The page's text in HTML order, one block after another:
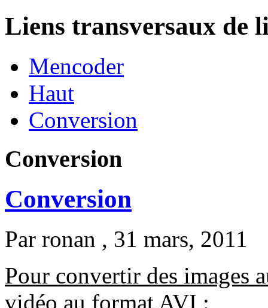
Liens transversaux de
Mencoder
Haut
Conversion
Conversion
Conversion
Par ronan , 31 mars, 2011
Pour convertir des images
vidéo au format AVI :